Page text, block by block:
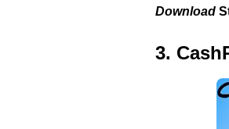
Download
3.